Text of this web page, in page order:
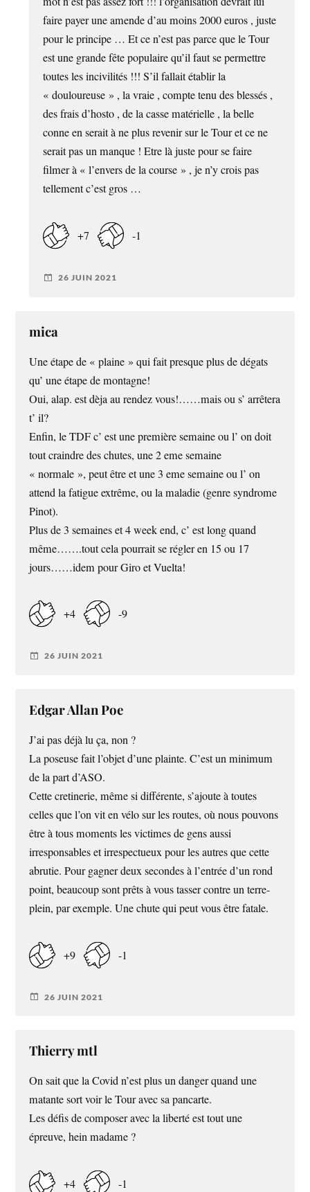
faire payer une amende d’au moins 2000 euros , juste
pour le principe … Et ce n’est pas parce que le Tour
est une grande fête populaire qu’il faut se permettre
toutes les incivilités !!! S’il fallait établir la
« douloureuse » , la vraie , compte tenu des blessés ,
des frais d’hosto , de la casse matérielle , la belle
conne en serait à ne plus revenir sur le Tour et ce ne
serait pas un manque ! Etre là juste pour se faire
filmer à « l’envers de la course » , je n’y crois pas
tellement c’est gros …
+7 -1
26 JUIN 2021
mica
Une étape de « plaine » qui fait presque plus de dégats
qu’ une étape de montagne!
Oui, alap. est dèja au rendez vous!……mais ou s’ arrêtera
t’ il?
Enfin, le TDF c’ est une première semaine ou l’ on doit
tout craindre des chutes, une 2 eme semaine
« normale », peut être et une 3 eme semaine ou l’ on
attend la fatigue extrême, ou la maladie (genre syndrome
Pinot).
Plus de 3 semaines et 4 week end, c’ est long quand
même…….tout cela pourrait se régler en 15 ou 17
jours……idem pour Giro et Vuelta!
+4 -9
26 JUIN 2021
Edgar Allan Poe
J’ai pas déjà lu ça, non ?
La poseuse fait l’objet d’une plainte. C’est un minimum
de la part d’ASO.
Cette cretinerie, même si différente, s’ajoute à toutes
celles que l’on vit en vélo sur les routes, où nous pouvons
être à tous moments les victimes de gens aussi
irresponsables et irrespectueux pour les autres que cette
abrutie. Pour gagner deux secondes à l’entrée d’un rond
point, beaucoup sont prêts à vous tasser contre un terre-
plein, par exemple. Une chute qui peut vous être fatale.
+9 -1
26 JUIN 2021
Thierry mtl
On sait que la Covid n’est plus un danger quand une
matante sort voir le Tour avec sa pancarte.
Les défis de composer avec la liberté est tout une
épreuve, hein madame ?
+4 -1